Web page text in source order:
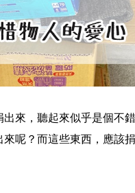
來，聽起來似乎是個不
呢？而這些東西，應該